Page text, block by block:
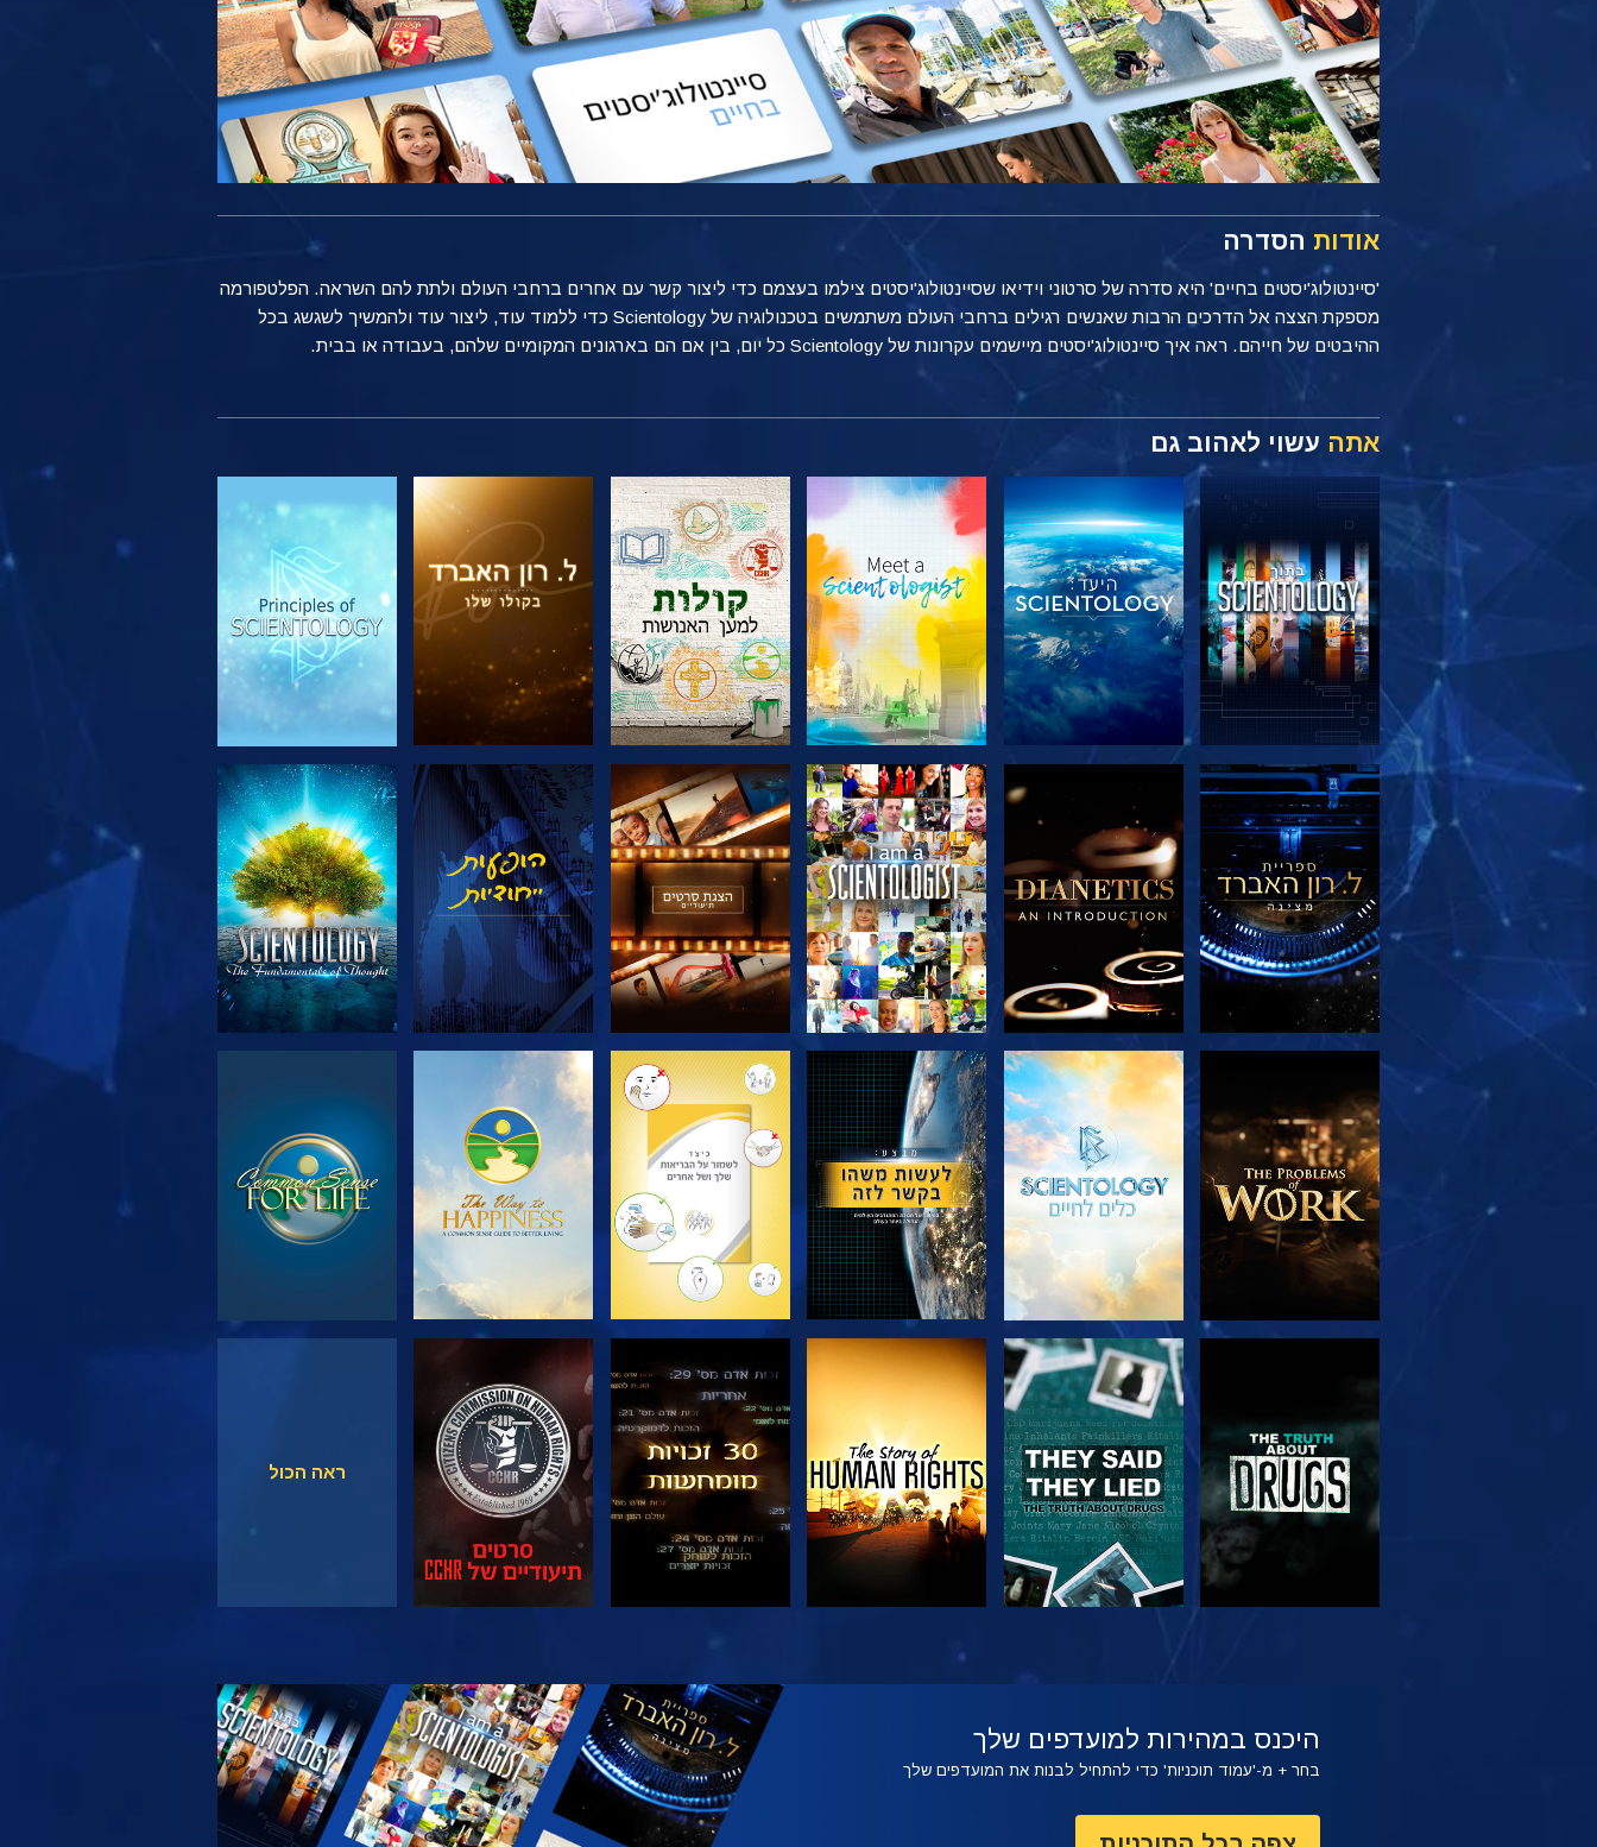
אודות הסדרה
'סיינטולוג'יסטים בחיים' היא סדרה של סרטוני וידיאו שסיינטולוג'יסטים צילמו בעצמם כדי ליצור קשר עם אחרים ברחבי העולם ולתת להם השראה. הפלטפורמה
מספקת הצצה אל הדרכים הרבות שאנשים רגילים ברחבי העולם משתמשים בטכנולוגיה של Scientology כדי ללמוד עוד, ליצור עוד ולהמשיך לשגשג בכל
ההיבטים של חייהם. ראה איך סיינטולוג'יסטים מיישמים עקרונות של Scientology כל יום, בין אם הם בארגונים המקומיים שלהם, בעבודה או בבית.
אתה עשוי לאהוב גם
בדוק את הסדרה בדוק את הסדרה בדוק את הסדרה בדוק את הסדרה בדוק את הסדרה צפה
בדוק את הסדרה צפה בדוק את הסדרה בדוק את הסדרה בדוק את הסדרה
צפה צפה צפה
צפה בדוק את הסדרה
ראה הכול
היכנס במהירות למועדפים שלך
בחר + מ-'עמוד תוכניות' כדי להתחיל לבנות את המועדפים שלך